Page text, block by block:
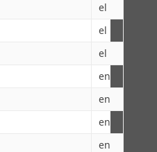
el
el
el
en
en
en
en